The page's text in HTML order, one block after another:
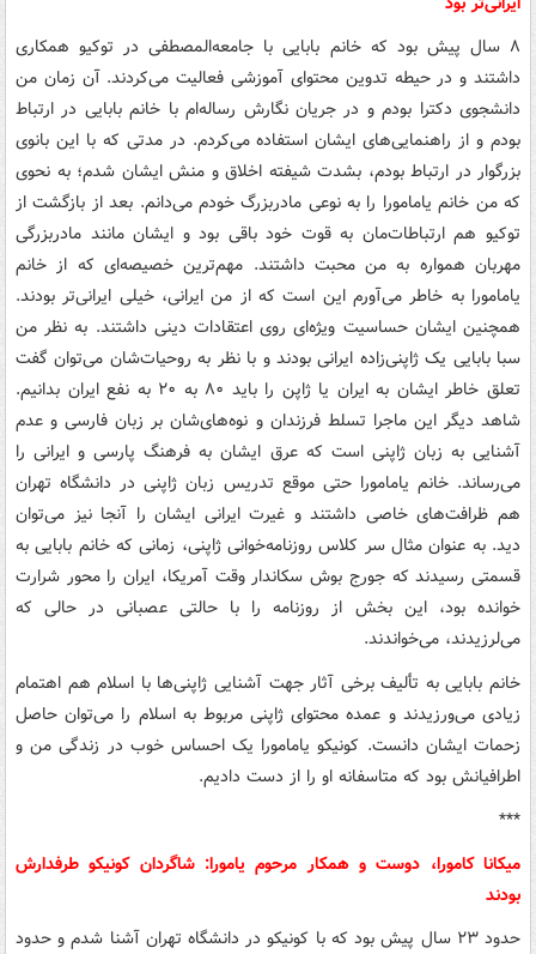
۸ سال پیش بود که خانم بابایی با جامعه‌المصطفی در توکیو همکاری
داشتند و در حیطه تدوین محتوای آموزشی فعالیت می‌کردند. آن زمان من
دانشجوی دکترا بودم و در جریان نگارش رساله‌ام با خانم بابایی در ارتباط
بودم و از راهنمایی‌های ایشان استفاده می‌کردم. در مدتی که با این بانوی
بزرگوار در ارتباط بودم، بشدت شیفته اخلاق و منش ایشان شدم؛ به نحوی
که من خانم یامامورا را به نوعی مادربزرگ خودم می‌دانم. بعد از بازگشت از
توکیو هم ارتباطات‌مان به قوت خود باقی بود و ایشان مانند مادربزرگی
مهربان همواره به من محبت داشتند. مهم‌ترین خصیصه‌ای که از خانم
یامامورا به خاطر می‌آورم این است که از من ایرانی، خیلی ایرانی‌تر بودند.
همچنین ایشان حساسیت ویژه‌ای روی اعتقادات دینی داشتند. به نظر من
سبا بابایی یک ژاپنی‌زاده ایرانی بودند و با نظر به روحیات‌شان می‌توان گفت
تعلق خاطر ایشان به ایران یا ژاپن را باید ۸۰ به ۲۰ به نفع ایران بدانیم.
شاهد دیگر این ماجرا تسلط فرزندان و نوه‌های‌شان بر زبان فارسی و عدم
آشنایی به زبان ژاپنی است که عرق ایشان به فرهنگ پارسی و ایرانی را
می‌رساند. خانم یامامورا حتی موقع تدریس زبان ژاپنی در دانشگاه تهران
هم ظرافت‌های خاصی داشتند و غیرت ایرانی ایشان را آنجا نیز می‌توان
دید. به عنوان مثال سر کلاس روزنامه‌خوانی ژاپنی، زمانی که خانم بابایی به
قسمتی رسیدند که جورج بوش سکاندار وقت آمریکا، ایران را محور شرارت
خوانده بود، این بخش از روزنامه را با حالتی عصبانی در حالی ‌که
می‌لرزیدند، می‌خواندند.
خانم بابایی به تألیف برخی آثار جهت آشنایی ژاپنی‌ها با اسلام هم اهتمام
زیادی می‌ورزیدند و عمده محتوای ژاپنی مربوط به اسلام را می‌توان حاصل
زحمات ایشان دانست. کونیکو یامامورا یک احساس خوب در زندگی من و
اطرافیانش بود که متاسفانه او را از دست دادیم.
***
میکانا کامورا، دوست و همکار مرحوم یامورا: شاگردان کونیکو طرفدارش
بودند
حدود ۲۳ سال پیش بود که با کونیکو در دانشگاه تهران آشنا شدم و حدود